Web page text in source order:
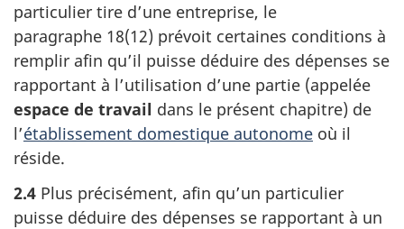
particulier tire d’une entreprise, le
paragraphe 18(12) prévoit certaines conditions à
remplir afin qu’il puisse déduire des dépenses se
rapportant à l’utilisation d’une partie (appelée
espace de travail dans le présent chapitre) de
l’établissement domestique autonome où il
réside.
2.4 Plus précisément, afin qu’un particulier
puisse déduire des dépenses se rapportant à un